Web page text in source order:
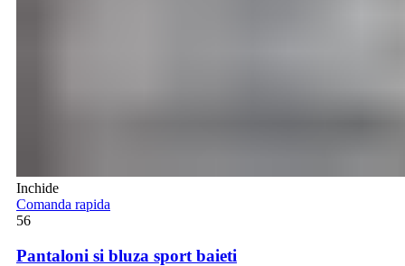
Inchide
Comanda rapida
56
Pantaloni si bluza sport baieti